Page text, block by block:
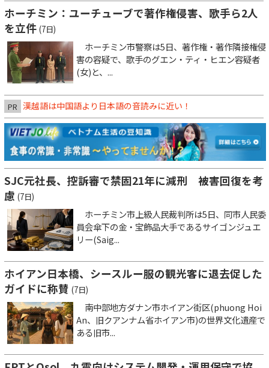
ホーチミン：ユーチューブで著作権侵害、歌手ら2人
を立件 (7日)
ホーチミン市警察は5日、著作権・著作隣接権侵
害の容疑で、歌手のグエン・ティ・ヒエン容疑者
(女)と、...
PR 漢越語は中国語より日本語の音読みに近い！
SJC元社長、控訴審で禁固21年に減刑 被害回復を考
慮 (7日)
ホーチミン市上級人民裁判所は5日、同市人民委
員会傘下の金・宝飾品大手であるサイゴンジュエ
リー(Saig...
ホイアン日本橋、シースルー服の観光客に退去促した
ガイドに称賛 (7日)
南中部地方ダナン市ホイアン街区(phuong Hoi
An、旧クアンナム省ホイアン市)の世界文化遺産で
ある旧市...